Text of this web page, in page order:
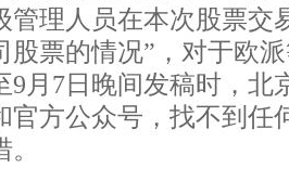
管理人员在本次股票交
股票的情况”，对于欧
9月7日晚间发稿时，北
官方公众号，找不到任